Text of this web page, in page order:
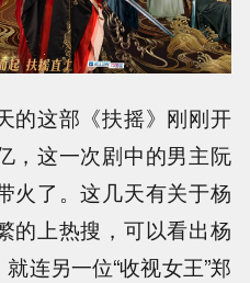
的这部《扶摇》刚刚开
，这一次剧中的男主阮
火了。这几天有关于杨
的上热搜，可以看出杨
连另一位“收视女王”郑